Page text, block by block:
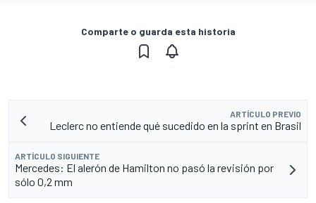
Comparte o guarda esta historia
ARTÍCULO PREVIO
Leclerc no entiende qué sucedido en la sprint en Brasil
ARTÍCULO SIGUIENTE
Mercedes: El alerón de Hamilton no pasó la revisión por
sólo 0,2 mm